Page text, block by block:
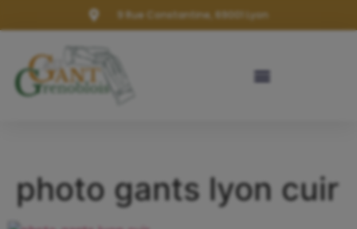
9 Rue Constantine, 69001 Lyon
photo gants lyon cuir